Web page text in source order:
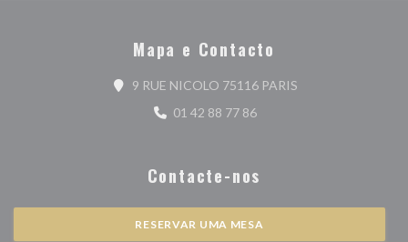
Mapa e Contacto
9 RUE NICOLO 75116 PARIS((abre numa nova
01 42 88 77 86
Contacte-nos
RESERVAR UMA MESA